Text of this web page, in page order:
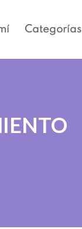
Categorías